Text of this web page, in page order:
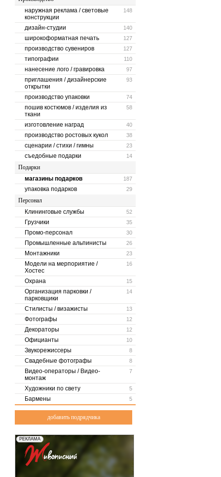
148
наружная реклама / световые
конструкции
140
дизайн-студии
127
широкоформатная печать
127
производство сувениров
110
типографии
97
нанесение лого / гравировка
93
приглашения / дизайнерские
открытки
74
производство упаковки
58
пошив костюмов / изделия из
ткани
40
изготовление наград
38
производство ростовых кукол
23
сценарии / стихи / гимны
14
съедобные подарки
Подарки
187
магазины подарков
29
упаковка подарков
Персонал
52
Клининговые службы
35
Грузчики
30
Промо-персонал
26
Промышленные альпинисты
23
Монтажники
16
Модели на мерпориятие /
Хостес
15
Охрана
14
Организация парковки /
парковщики
13
Стилисты / визажисты
12
Фотографы
12
Декораторы
10
Официанты
8
Звукорежиссеры
8
Свадебные фотографы
7
Видео-операторы / Видео-
монтаж
5
Художники по свету
5
Бармены
добавить подрядчика